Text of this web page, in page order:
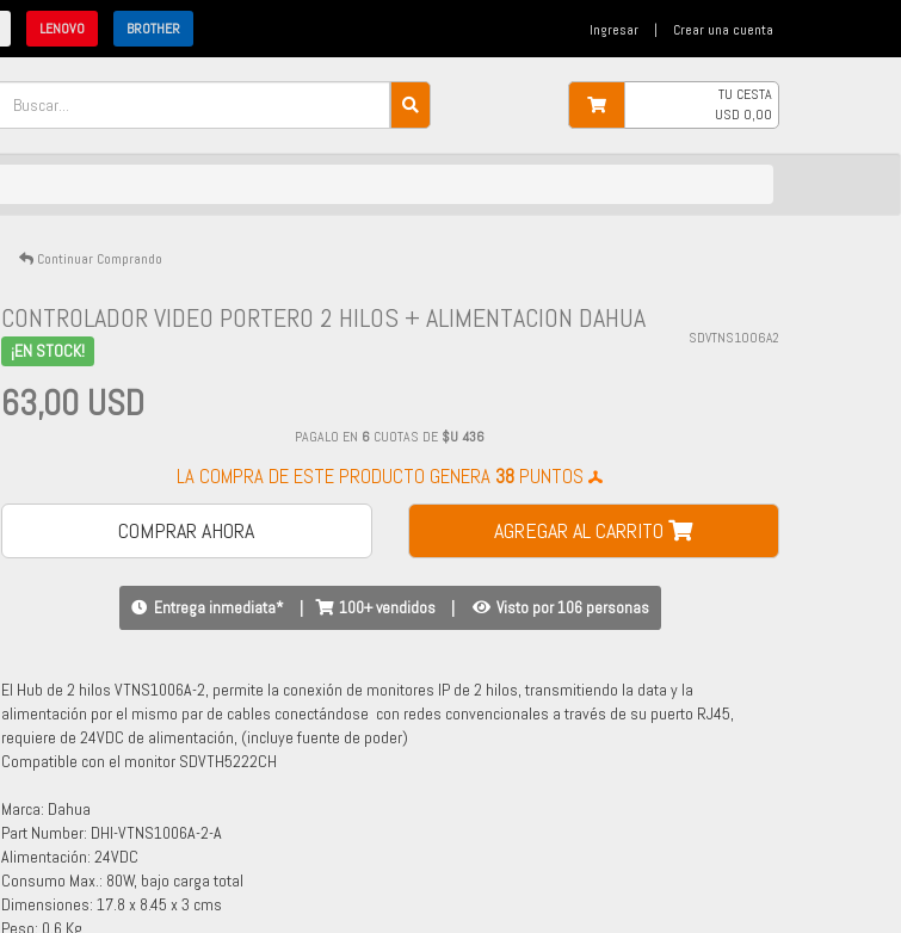
LENOVO BROTHER Ingresar | Crear una cuenta
TU CESTA
USD 0,00
Continuar Comprando
CONTROLADOR VIDEO PORTERO 2 HILOS + ALIMENTACION DAHUA
¡EN STOCK!
SDVTNS1006A2
63,00 USD
PAGALO EN 6 CUOTAS DE $U 436
LA COMPRA DE ESTE PRODUCTO GENERA 38 PUNTOS
COMPRAR AHORA AGREGAR AL CARRITO
Entrega inmediata* 100+ vendidos Visto por 106 personas
El Hub de 2 hilos VTNS1006A-2, permite la conexión de monitores IP de 2 hilos, transmitiendo la data y la
alimentación por el mismo par de cables conectándose con redes convencionales a través de su puerto RJ45,
requiere de 24VDC de alimentación, (incluye fuente de poder)
Compatible con el monitor SDVTH5222CH
Marca: Dahua
Part Number: DHI-VTNS1006A-2-A
Alimentación: 24VDC
Consumo Max.: 80W, bajo carga total
Dimensiones: 17.8 x 8.45 x 3 cms